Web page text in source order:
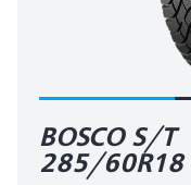
BOSCO S/T
285/60R18